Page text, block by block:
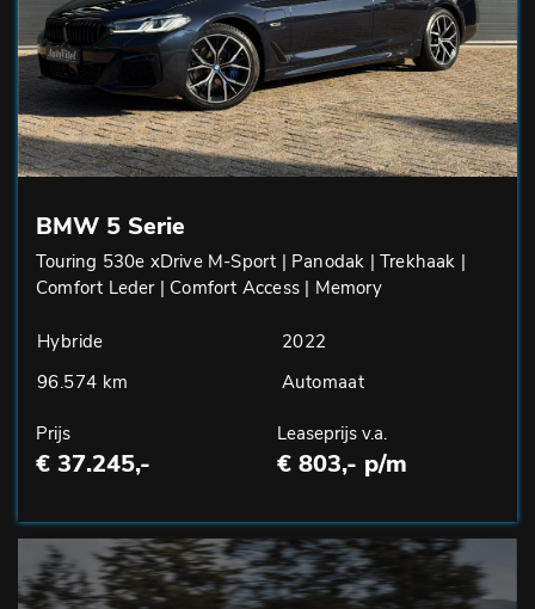
BMW 5 Serie
Touring 530e xDrive M-Sport | Panodak | Trekhaak |
Comfort Leder | Comfort Access | Memory
Hybride
2022
96.574 km
Automaat
Prijs
€ 37.245,-
Leaseprijs v.a.
€ 803,- p/m